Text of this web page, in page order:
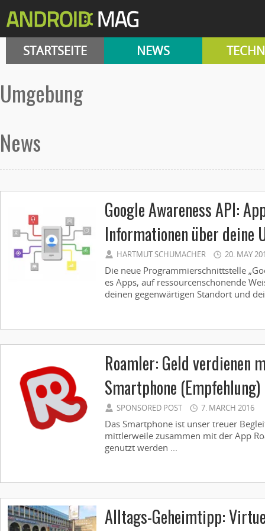
STARTSEITE NEWS
umgebung
News
Google Awareness API:
Informationen über deine
HARTMUT SCHUMACHER 20. MAY
Die neue Programmierschnittstelle
es Apps, auf ressourcenschonende
deinen gegenwärtigen Standort und
Roamler: Geld verdienen
Smartphone (Empfehlung)
SPONSORED POST 7. MARCH 2016
Das Smartphone ist unser treuer
mittlerweile zusammen mit der App
genutzt werden ...
Alltags-Geheimtipp: